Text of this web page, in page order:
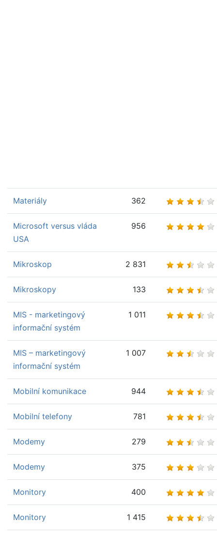
Materiály 362
Microsoft versus vláda
USA
956
Mikroskop 2 831
Mikroskopy 133
MIS - marketingový
informační systém
1 011
MIS – marketingový
informační systém
1 007
Mobilní komunikace 944
Mobilní telefony 781
Modemy 279
Modemy 375
Monitory 400
Monitory 1 415